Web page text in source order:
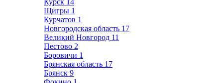
Курск 14
Щигры 1
Курчатов 1
Новгородская область 17
Великий Новгород 11
Пестово 2
Боровичи 1
Брянская область 17
Брянск 9